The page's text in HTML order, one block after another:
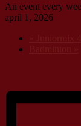
An event every
april 1, 2026